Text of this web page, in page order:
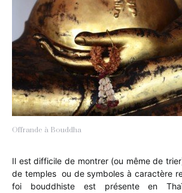
Offrande à Bouddha
Il est difficile de montrer (ou même de
de temples ou de symboles à caractère
foi bouddhiste est présente en